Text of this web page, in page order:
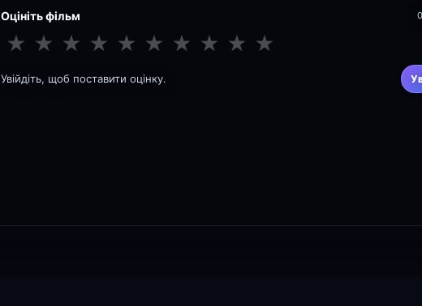
Оцініть фільм
★ ★ ★ ★ ★ ★ ★ ★ ★ ★
Увійдіть, щоб поставити оцінку.